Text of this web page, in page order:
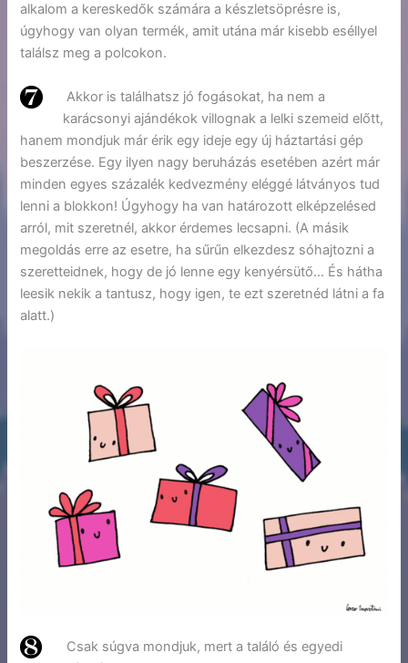
alkalom a kereskedők számára a készletsöprésre is,
úgyhogy van olyan termék, amit utána már kisebb eséllyel
találsz meg a polcokon.
Akkor is találhatsz jó fogásokat, ha nem a
karácsonyi ajándékok villognak a lelki szemeid előtt,
hanem mondjuk már érik egy ideje egy új háztartási gép
beszerzése. Egy ilyen nagy beruházás esetében azért már
minden egyes százalék kedvezmény eléggé látványos tud
lenni a blokkon! Úgyhogy ha van határozott elképzelésed
arról, mit szeretnél, akkor érdemes lecsapni. (A másik
megoldás erre az esetre, ha sűrűn elkezdesz sóhajtozni a
szeretteidnek, hogy de jó lenne egy kenyérsütő… És hátha
leesik nekik a tantusz, hogy igen, te ezt szeretnéd látni a fa
alatt.)
Csak súgva mondjuk, mert a találó és egyedi